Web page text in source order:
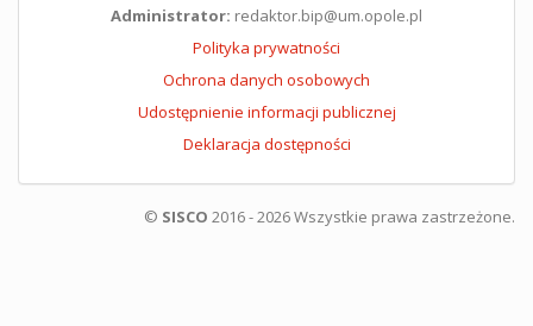
Administrator: redaktor.bip@um.opole.pl
Polityka prywatności
Ochrona danych osobowych
Udostępnienie informacji publicznej
Deklaracja dostępności
© SISCO 2016 - 2026 Wszystkie prawa zastrzeżone.